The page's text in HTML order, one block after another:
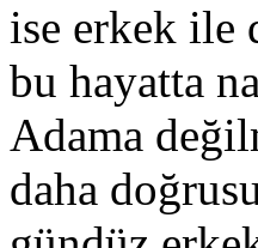
ise erkek ile
bu hayatta
Adama
daha